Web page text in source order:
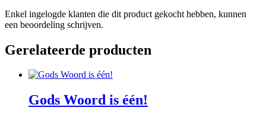
Enkel ingelogde klanten die dit product gekocht hebben, kunnen
een beoordeling schrijven.
Gerelateerde producten
Gods Woord is één!